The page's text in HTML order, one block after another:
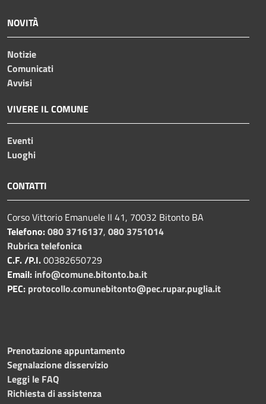
NOVITÀ
Notizie
Comunicati
Avvisi
VIVERE IL COMUNE
Eventi
Luoghi
CONTATTI
Corso Vittorio Emanuele II 41, 70032 Bitonto BA
Telefono:080 3716137, 080 3751014
Rubrica telefonica
C.F. /P.I.00382650729
Email: info@comune.bitonto.ba.it
PEC: protocollo.comunebitonto@pec.rupar.puglia.it
Prenotazione appuntamento
Segnalazione disservizio
Leggi le FAQ
Richiesta di assistenza